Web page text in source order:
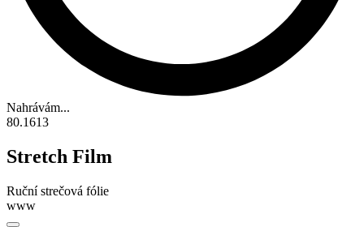
Nahrávám...
80.1613
Stretch Film
Ruční strečová fólie
www